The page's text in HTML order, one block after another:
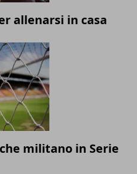
allenarsi in casa
militano in Serie